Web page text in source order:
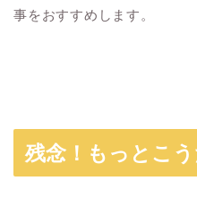
事をおすすめします。
残念！もっとこ